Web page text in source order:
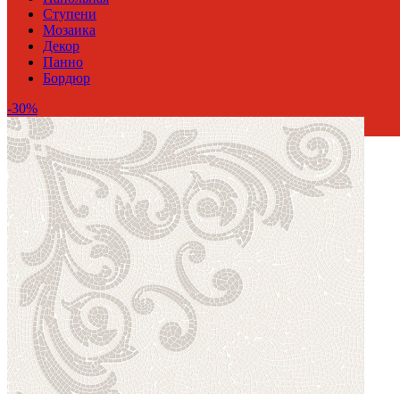
Россия
ПроизводительНефрит-Керамика
КоллекцияНефрит-Керамика Бретань
Скидка %30
Тип плиткиНапольная
Размеры
Размеры38.5х38.5 см
Толщина8.5 мм
Ширина38.5 см
Длина38.5 см
Площадь в упаковке0.888 кв. м.
Вес 1 упаковки15.6 кг
Количество в коробке, шт.6
Свойства
НазначениеВанная комната
МатериалКерамика
Ступени
Мозаика
Декор
Панно
Бордюр
-30%